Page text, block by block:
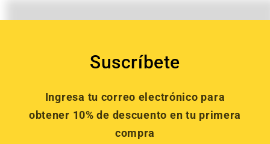
Suscríbete
Ingresa tu correo electrónico para
obtener 10% de descuento en tu primera
compra